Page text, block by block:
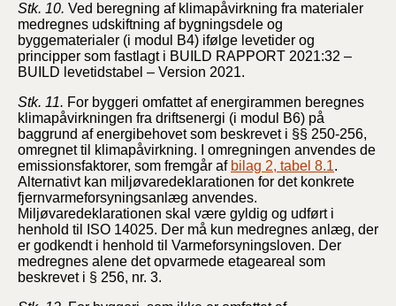
Stk. 10. Ved beregning af klimapåvirkning fra materialer
medregnes udskiftning af bygningsdele og
byggematerialer (i modul B4) ifølge levetider og
principper som fastlagt i BUILD RAPPORT 2021:32 –
BUILD levetidstabel – Version 2021.
Stk. 11. For byggeri omfattet af energirammen beregnes
klimapåvirkningen fra driftsenergi (i modul B6) på
baggrund af energibehovet som beskrevet i §§ 250-256,
omregnet til klimapåvirkning. I omregningen anvendes de
emissionsfaktorer, som fremgår af bilag 2, tabel 8.1.
Alternativt kan miljøvaredeklarationen for det konkrete
fjernvarmeforsyningsanlæg anvendes.
Miljøvaredeklarationen skal være gyldig og udført i
henhold til ISO 14025. Der må kun medregnes anlæg, der
er godkendt i henhold til Varmeforsyningsloven. Der
medregnes alene det opvarmede etageareal som
beskrevet i § 256, nr. 3.